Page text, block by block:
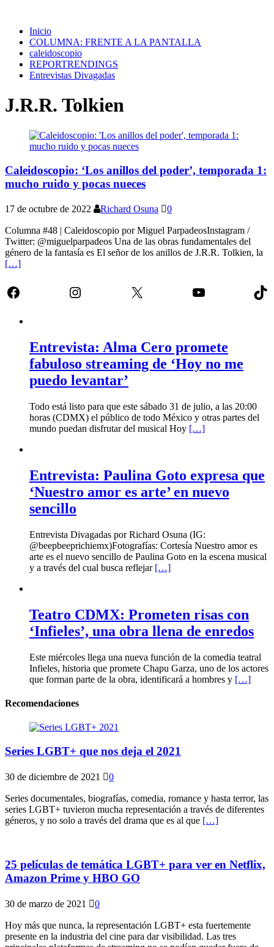
Inicio
COLUMNA: FRENTE A LA PANTALLA
caleidoscopio
REPORTRENDINGS
Entrevistas Divagadas
J.R.R. Tolkien
Caleidoscopio: ‘Los anillos del poder’, temporada 1:
mucho ruido y pocas nueces
17 de octubre de 2022 Richard Osuna 0
Columna #48 | Caleidoscopio por Miguel ParpadeosInstagram /
Twitter: @miguelparpadeos Una de las obras fundamentales del
género de la fantasía es El señor de los anillos de J.R.R. Tolkien, la
[…]
Facebook Instagram X YouTube
Entrevista: Alma Cero promete
fabuloso streaming de ‘Hoy no me
puedo levantar’
Todo está listo para que este sábado 31 de julio, a las 20:00
horas (CDMX) el público de todo México y otras partes del
mundo puedan disfrutar del musical Hoy […]
Entrevista: Paulina Goto expresa que
‘Nuestro amor es arte’ en nuevo
sencillo
Entrevista Divagadas por Richard Osuna (IG:
@beepbeeprichiemx)Fotografías: Cortesía Nuestro amor es
arte es el nuevo sencillo de Paulina Goto en la escena musical
y a través del cual busca reflejar […]
Teatro CDMX: Prometen risas con
‘Infieles’, una obra llena de enredos
Este miércoles llega una nueva función de la comedia teatral
Infieles, historia que promete Chapu Garza, uno de los actores
que forman parte de la obra, identificará a hombres y […]
Recomendaciones
Series LGBT+ que nos deja el 2021
30 de diciembre de 2021 0
Series documentales, biografías, comedia, romance y hasta terror, las
series LGBT+ tuvieron mucha representación a través de diferentes
géneros, y no solo a través del drama que es al que […]
25 películas de temática LGBT+ para ver en Netflix,
Amazon Prime y HBO GO
30 de marzo de 2021 0
Hoy más que nunca, la representación LGBT+ esta fuertemente
presente en la industria del cine para dar visibilidad. Las tres